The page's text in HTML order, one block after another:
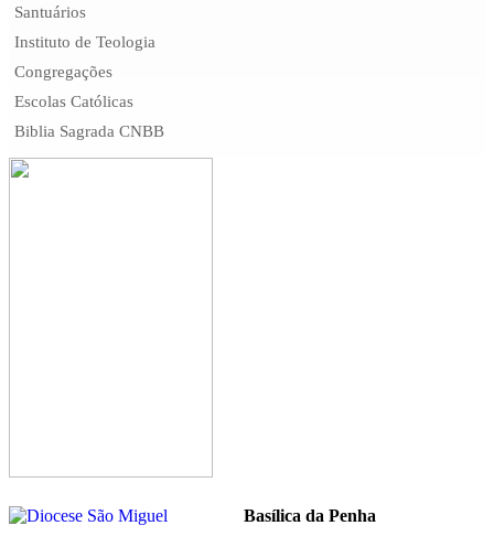
Santuários
Instituto de Teologia
Congregações
Escolas Católicas
Biblia Sagrada CNBB
Basílica da Penha